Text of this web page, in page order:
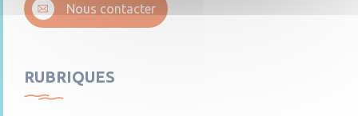
Nous contacter
RUBRIQUES